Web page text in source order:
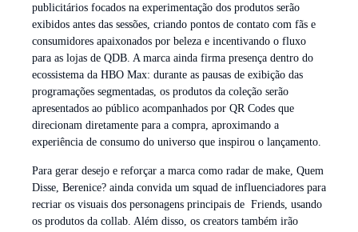
publicitários focados na experimentação dos produtos serão
exibidos antes das sessões, criando pontos de contato com fãs e
consumidores apaixonados por beleza e incentivando o fluxo
para as lojas de QDB. A marca ainda firma presença dentro do
ecossistema da HBO Max: durante as pausas de exibição das
programações segmentadas, os produtos da coleção serão
apresentados ao público acompanhados por QR Codes que
direcionam diretamente para a compra, aproximando a
experiência de consumo do universo que inspirou o lançamento.
Para gerar desejo e reforçar a marca como radar de make, Quem
Disse, Berenice? ainda convida um squad de influenciadores para
recriar os visuais dos personagens principais de Friends, usando
os produtos da collab. Além disso, os creators também irão